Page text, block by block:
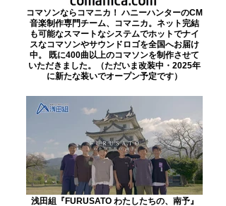
コマソンならコマニカ！ ハニーハンターのCM
音楽制作専門チーム、コマニカ。ネット完結
も可能なスマートなシステムでホットでナイ
スなコマソンやサウンドロゴを全国へお届け
中。 既に400曲以上のコマソンを制作させて
いただきました。（ただいま改装中・2025年
に新たな装いでオープン予定です）
浅田組『FURUSATO わたしたちの、南予』